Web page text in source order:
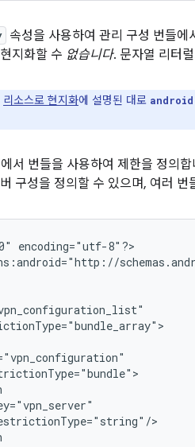
속성을 사용하여 관리 구성 번들에
지화할 수 없습니다. 문자열 리터
리소스로 현지화에 설명된 대로
서 번들을 사용하여 제한을 정의
구성을 정의할 수 있으며, 여러
encoding="utf-8"?>